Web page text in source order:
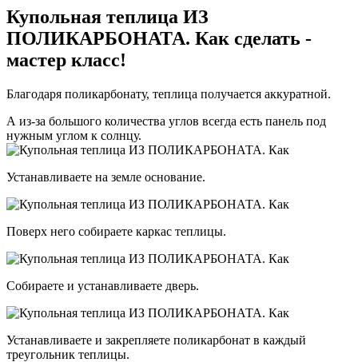
Купольная теплица ИЗ
ПОЛИКАРБОНАТА. Как сделать -
мастер класс!
Благодаря поликарбонату, теплица получается аккуратной.
А из-за большого количества углов всегда есть панель под
нужным углом к солнцу.
Устанавливаете на земле основание.
Поверх него собираете каркас теплицы.
Собираете и устанавливаете дверь.
Устанавливаете и закрепляете поликарбонат в каждый
треугольник теплицы.